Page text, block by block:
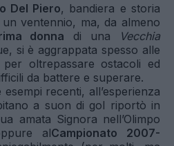
Del Piero, bandiera e storia
ventennio, ma, da almeno
donna di una
Vecchia
si è aggrappata spesso alle
oltrepassare ostacoli ed
da battere e superare.
recenti, all’esperienza
a suon di gol riportò in
amata Signora nell’Olimpo
alCampionato 2007-